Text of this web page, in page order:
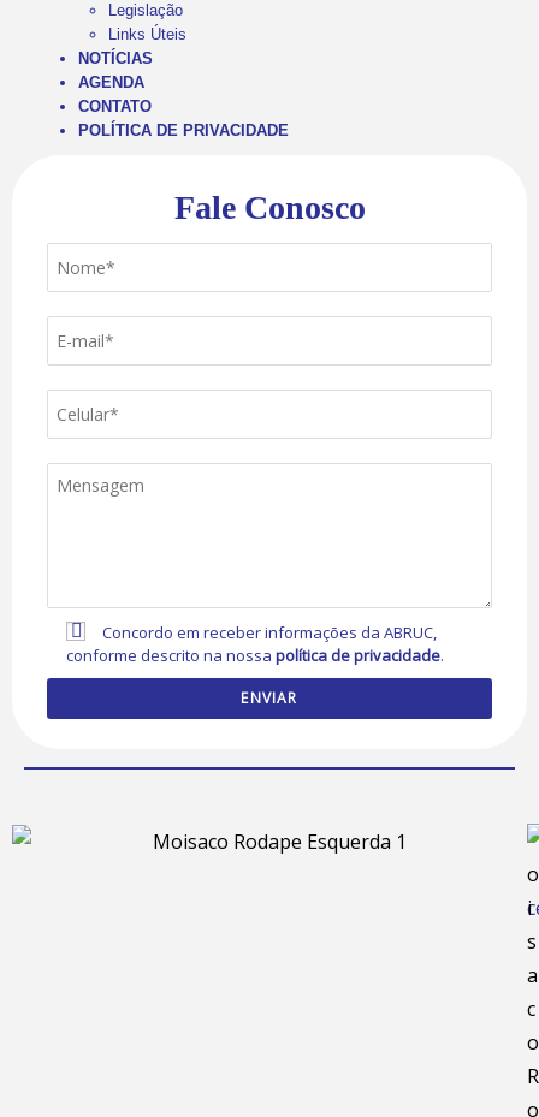
Legislação
Links Úteis
NOTÍCIAS
AGENDA
CONTATO
POLÍTICA DE PRIVACIDADE
Fale Conosco
Concordo em receber informações da ABRUC,
conforme descrito na nossapolítica de privacidade.